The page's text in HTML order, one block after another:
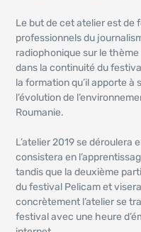
Le but de cet atelier est de
professionnels du
radiophonique sur le thème
dans la continuité du
la formation qu’il apporte
l’évolution de
Roumanie.
L’atelier 2019 se déroulera
consistera en
tandis que la deuxième
du festival Pelicam et
concrètement l’atelier se
festival avec une heure